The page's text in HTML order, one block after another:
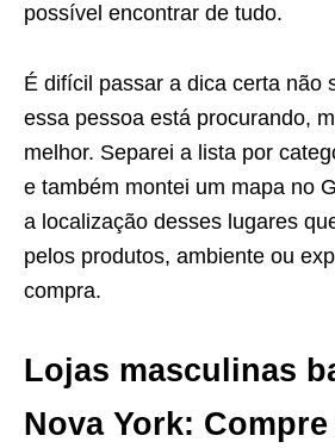
possível encontrar de tudo.
É difícil passar a dica certa não
essa pessoa está procurando,
melhor. Separei a lista por
e também montei um mapa no
a localização desses lugares
pelos produtos, ambiente ou
compra.
Lojas masculinas
Nova York: